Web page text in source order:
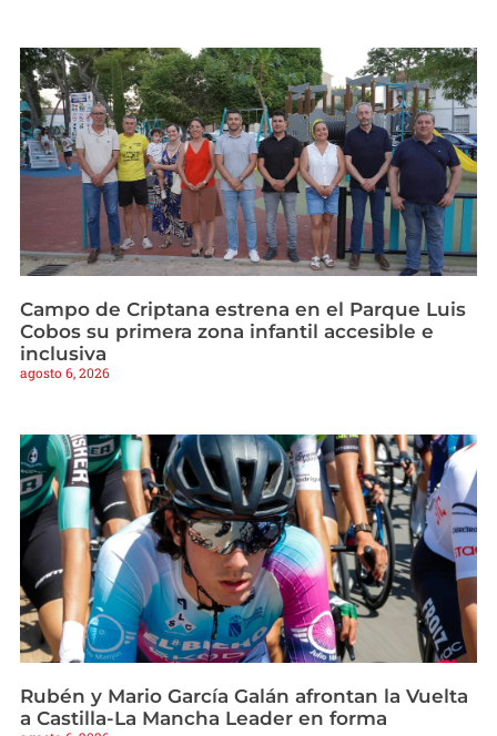
Campo de Criptana estrena en el Parque Luis
Cobos su primera zona infantil accesible e
inclusiva
agosto 6, 2026
Rubén y Mario García Galán afrontan la Vuelta
a Castilla-La Mancha Leader en forma